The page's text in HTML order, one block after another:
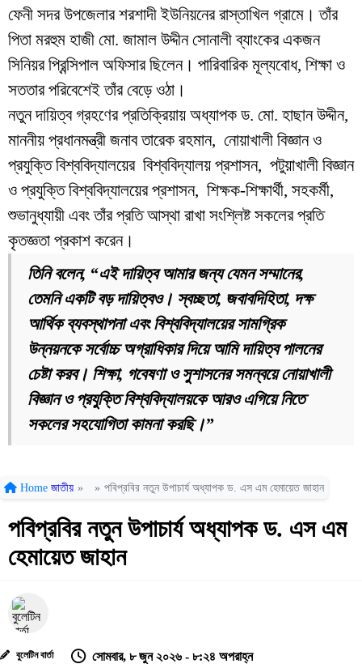
ফেনী সদর উপজেলার শরশাদী ইউনিয়নের রাস্তাখিল গ্রামে। তাঁর
পিতা মরহুম হাজী মো. জামাল উদ্দীন সোনালী ব্যাংকের একজন
সিনিয়র প্রিন্সিপাল অফিসার ছিলেন। পারিবারিক মূল্যবোধ, শিক্ষা ও
সততার পরিবেশেই তাঁর বেড়ে ওঠা।
নতুন দায়িত্ব গ্রহণের প্রতিক্রিয়ায় অধ্যাপক ড. মো. হাছান উদ্দীন,
মাননীয় প্রধানমন্ত্রী জনাব তারেক রহমান, নোয়াখালী বিজ্ঞান ও
প্রযুক্তি বিশ্ববিদ্যালয়ের বিশ্ববিদ্যালয় প্রশাসন, পটুয়াখালী বিজ্ঞান
ও প্রযুক্তি বিশ্ববিদ্যালয়ের প্রশাসন, শিক্ষক-শিক্ষার্থী, সহকর্মী,
শুভানুধ্যায়ী এবং তাঁর প্রতি আস্থা রাখা সংশ্লিষ্ট সকলের প্রতি
কৃতজ্ঞতা প্রকাশ করেন।
তিনি বলেন, “এই দায়িত্ব আমার জন্য যেমন সম্মানের,
তেমনি একটি বড় দায়িত্বও। স্বচ্ছতা, জবাবদিহিতা, দক্ষ
আর্থিক ব্যবস্থাপনা এবং বিশ্ববিদ্যালয়ের সামগ্রিক
উন্নয়নকে সর্বোচ্চ অগ্রাধিকার দিয়ে আমি দায়িত্ব পালনের
চেষ্টা করব। শিক্ষা, গবেষণা ও সুশাসনের সমন্বয়ে নোয়াখালী
বিজ্ঞান ও প্রযুক্তি বিশ্ববিদ্যালয়কে আরও এগিয়ে নিতে
সকলের সহযোগিতা কামনা করছি।”
Home জাতীয় » » পবিপ্রবির নতুন উপাচার্য অধ্যাপক ড. এস এম হেমায়েত জাহান
পবিপ্রবির নতুন উপাচার্য অধ্যাপক ড. এস এম
হেমায়েত জাহান
বুলেটিন বার্তা সোমবার, ৮ জুন ২০২৬ - ৮:২৪ অপরাহ্ন